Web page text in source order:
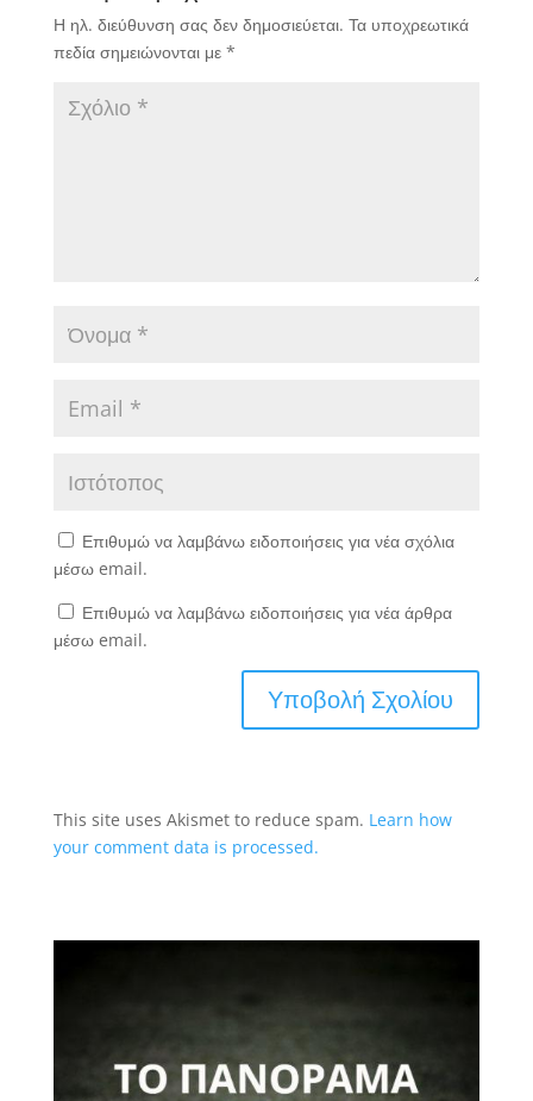
Η ηλ. διεύθυνση σας δεν δημοσιεύεται. Τα υποχρεωτικά
πεδία σημειώνονται με *
Επιθυμώ να λαμβάνω ειδοποιήσεις για νέα σχόλια
μέσω email.
Επιθυμώ να λαμβάνω ειδοποιήσεις για νέα άρθρα
μέσω email.
This site uses Akismet to reduce spam. Learn how
your comment data is processed.